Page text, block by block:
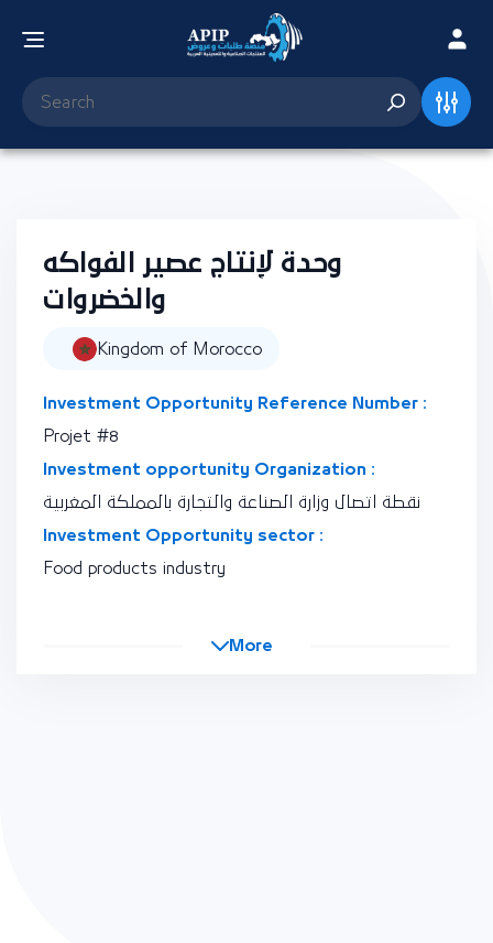
وحدة لإنتاج عصير الفواكه
والخضروات
Kingdom of Morocco
Investment Opportunity Reference Number :
Projet #8
Investment opportunity Organization :
نقطة اتصال وزارة الصناعة والتجارة بالمملكة المغربية
Investment Opportunity sector :
Food products industry
More